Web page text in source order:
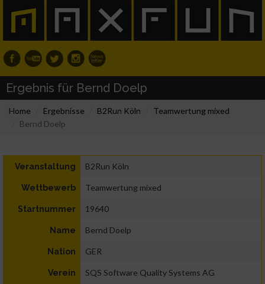
Ergebnis für Bernd Doelp
Home Ergebnisse B2Run Köln
Teamwertung mixed
Bernd Doelp
Veranstaltung B2Run Köln
Wettbewerb Teamwertung mixed
Startnummer 19640
Name Bernd Doelp
Nation GER
Verein SQS Software Quality Systems AG